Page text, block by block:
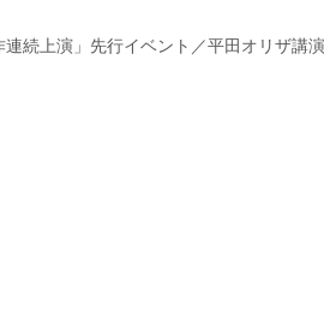
続上演」先行イベント／平田オリザ講